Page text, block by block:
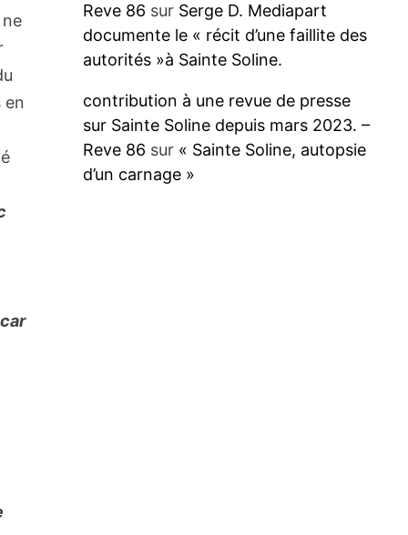
en
Reve 86 sur Serge D. Mediapart
documente le « récit d’une faillite des
autorités »à Sainte Soline.
contribution à une revue de presse
sur Sainte Soline depuis mars 2023. –
Reve 86 sur « Sainte Soline, autopsie
d’un carnage »